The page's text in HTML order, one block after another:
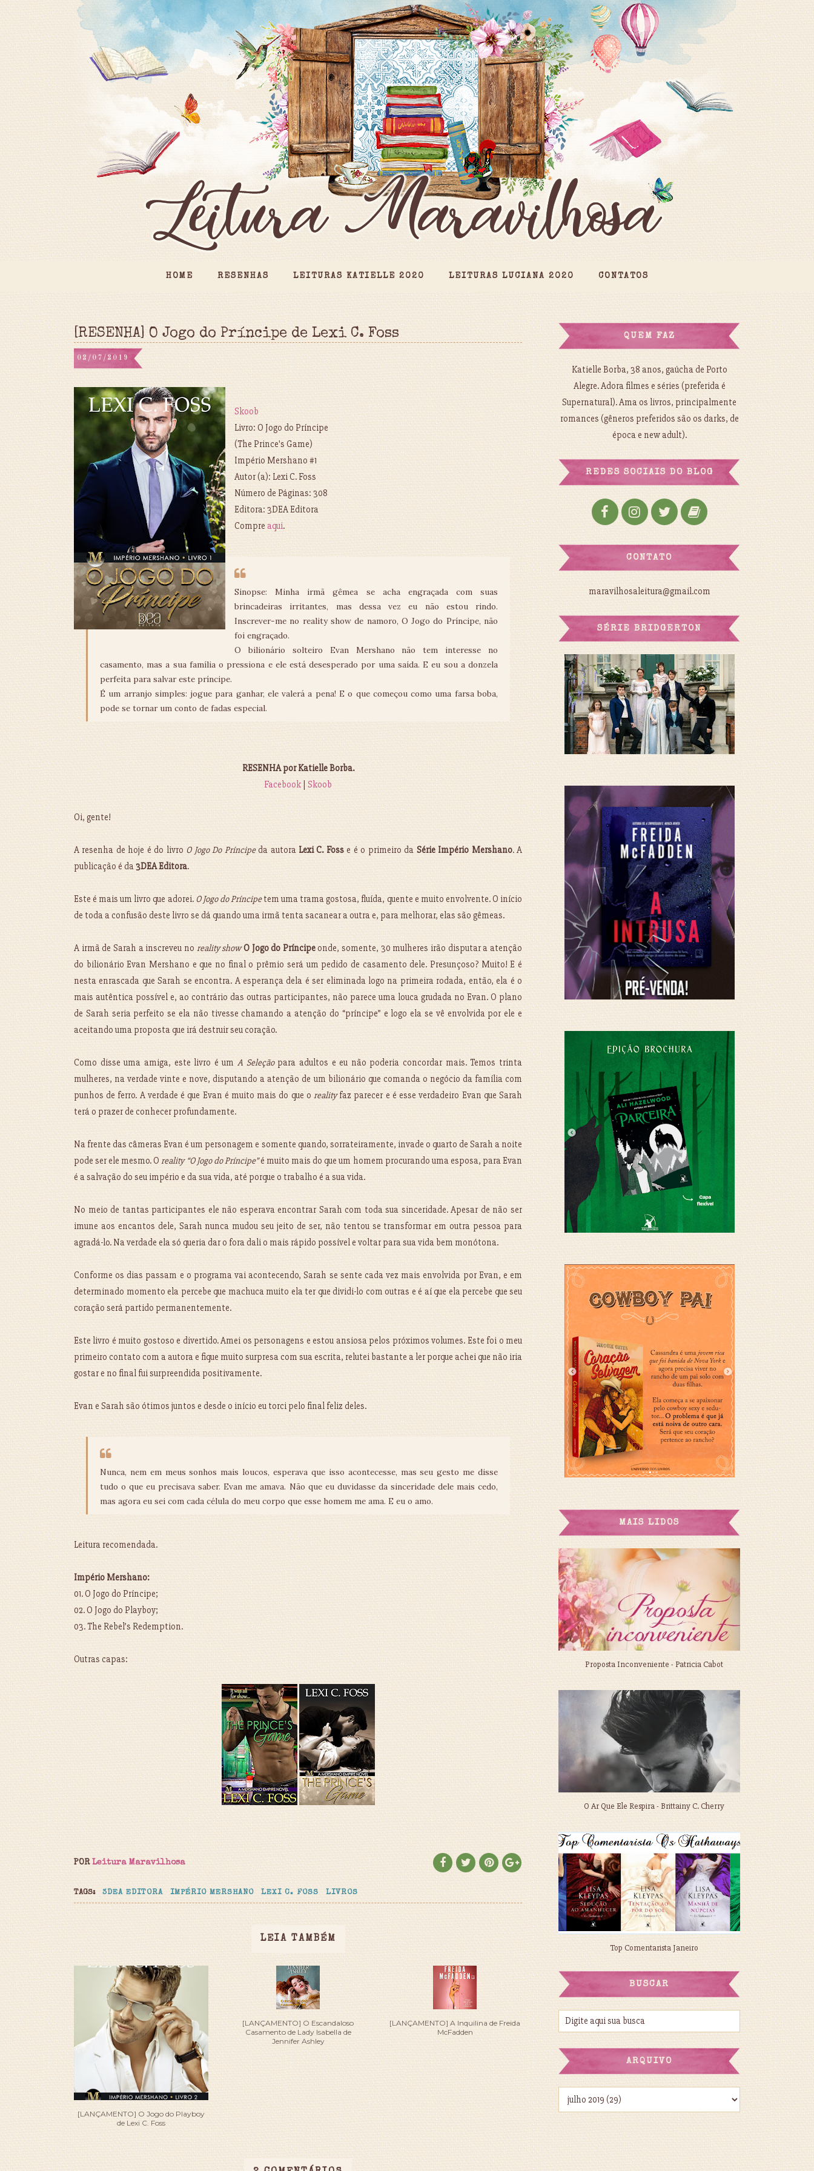
HOME RESENHAS LEITURAS KATIELLE 2020 LEITURAS LUCIANA 2020 CONTATOS
[RESENHA] O Jogo do Príncipe de Lexi C. Foss
02/07/2019
Skoob
Livro: O Jogo do Príncipe
(The Prince's Game)
Império Mershano #1
Autor (a): Lexi C. Foss
Número de Páginas: 308
Editora: 3DEA Editora
Compreaqui.
Sinopse: Minha irmã gêmea se acha engraçada com suas
brincadeiras irritantes, mas dessa vez eu não estou rindo.
Inscrever-me no reality show de namoro, O Jogo do Príncipe, não
foi engraçado.
O bilionário solteiro Evan Mershano não tem interesse no
casamento, mas a sua família o pressiona e ele está desesperado por uma saída. E eu sou a donzela
perfeita para salvar este príncipe.
É um arranjo simples: jogue para ganhar, ele valerá a pena! E o que começou como uma farsa boba,
pode se tornar um conto de fadas especial.
RESENHA por Katielle Borba.
Facebook |Skoob
Oi, gente!
A resenha de hoje é do livroO Jogo Do Príncipeda autoraLexi C. Fosse é o primeiro daSérie Império Mershano. A
publicação é da3DEA Editora.
Este é mais um livro que adorei.O Jogo do Príncipetem uma trama gostosa, fluída, quente e muito envolvente. O início
de toda a confusão deste livro se dá quando uma irmã tenta sacanear a outra e, para melhorar, elas são gêmeas.
A irmã de Sarah a inscreveu no reality show O Jogo do Príncipeonde, somente, 30 mulheres irão disputar a atenção
do bilionário Evan Mershano e que no final o prêmio será um pedido de casamento dele. Presunçoso? Muito! E é
nesta enrascada que Sarah se encontra. A esperança dela é ser eliminada logo na primeira rodada, então, ela é o
mais autêntica possível e, ao contrário das outras participantes, não parece uma louca grudada no Evan. O plano
de Sarah seria perfeito se ela não tivesse chamando a atenção do “príncipe” e logo ela se vê envolvida por ele e
aceitando uma proposta que irá destruir seu coração.
Como disse uma amiga, este livro é umA Seleçãopara adultos e eu não poderia concordar mais. Temos trinta
mulheres, na verdade vinte e nove, disputando a atenção de um bilionário que comanda o negócio da família com
punhos de ferro. A verdade é que Evan é muito mais do que orealityfaz parecer e é esse verdadeiro Evan que Sarah
terá o prazer de conhecer profundamente.
Na frente das câmeras Evan é um personagem e somente quando, sorrateiramente, invade o quarto de Sarah a noite
pode ser ele mesmo. Oreality “O Jogo do Príncipe”é muito mais do que um homem procurando uma esposa, para Evan
é a salvação do seu império e da sua vida, até porque o trabalho é a sua vida.
No meio de tantas participantes ele não esperava encontrar Sarah com toda sua sinceridade. Apesar de não ser
imune aos encantos dele, Sarah nunca mudou seu jeito de ser, não tentou se transformar em outra pessoa para
agradá-lo. Na verdade ela só queria dar o fora dali o mais rápido possível e voltar para sua vida bem monótona.
Conforme os dias passam e o programa vai acontecendo, Sarah se sente cada vez mais envolvida por Evan, e em
determinado momento ela percebe que machuca muito ela ter que dividi-lo com outras e é aí que ela percebe que seu
coração será partido permanentemente.
Este livro é muito gostoso e divertido. Amei os personagens e estou ansiosa pelos próximos volumes. Este foi o meu
primeiro contato com a autora e fique muito surpresa com sua escrita, relutei bastante a ler porque achei que não iria
gostar e no final fui surpreendida positivamente.
Evan e Sarah são ótimos juntos e desde o início eu torci pelo final feliz deles.
Nunca, nem em meus sonhos mais loucos, esperava que isso acontecesse, mas seu gesto me disse
tudo o que eu precisava saber. Evan me amava. Não que eu duvidasse da sinceridade dele mais cedo,
mas agora eu sei com cada célula do meu corpo que esse homem me ama. E eu o amo.
Leitura recomendada.
Império Mershano:
01. O Jogo do Príncipe;
02. O Jogo do Playboy;
03. The Rebel’s Redemption.
Outras capas:
POR Leitura Maravilhosa
TAGS: 3DEA EDITORA IMPÉRIO MERSHANO LEXI C. FOSS LIVROS
LEIA TAMBÉM
[LANÇAMENTO] O Jogo do Playboy
de Lexi C. Foss
[LANÇAMENTO] O Escandaloso
Casamento de Lady Isabella de
Jennifer Ashley
[LANÇAMENTO] A Inquilina de Freida
McFadden
QUEM FAZ
Katielle Borba, 38 anos, gaúcha de Porto
Alegre. Adora filmes e séries (preferida é
Supernatural). Ama os livros, principalmente
romances (gêneros preferidos são os darks, de
época e new adult).
REDES SOCIAIS DO BLOG
CONTATO
maravilhosaleitura@gmail.com
SÉRIE BRIDGERTON
MAIS LIDOS
Proposta Inconveniente - Patricia Cabot
O Ar Que Ele Respira - Brittainy C. Cherry
Top Comentarista Janeiro
BUSCAR
ARQUIVO